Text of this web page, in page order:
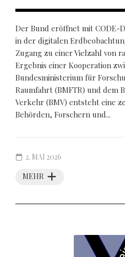
Der Bund eröffnet mit CODE-
in der digitalen
Zugang zu einer Vielzahl von
Ergebnis einer Kooperation
Bundesministerium für
Raumfahrt (BMFTR) und dem
Verkehr (BMV) entsteht eine
Behörden, Forschern und...
MEHR
2. MAI 2026